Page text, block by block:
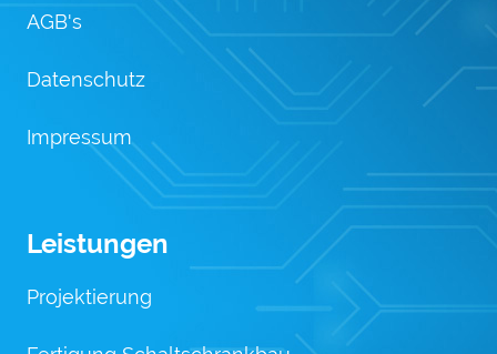
AGB's
Datenschutz
Impressum
Leistungen
Projektierung